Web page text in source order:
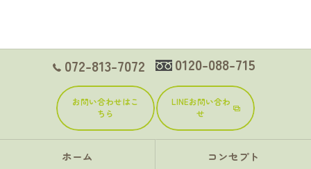
072-813-7072 0120-088-715
お問い合わせはこ
ちら
LINEお問い合わ
せ
ホーム コンセプト